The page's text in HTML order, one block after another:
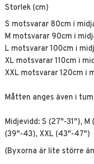
Storlek (cm)
S motsvarar 80cm i
M motsvarar 90cm i
L motsvarar 100cm i
XL motsvarar 110cm i
XXL motsvarar 120cm i
Måtten anges även i
Midjevidd: S (27"-31"),
(39"-43), XXL (43"-47")
(Byxorna är lite större